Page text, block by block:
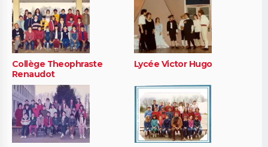
Collège Theophraste
Renaudot
Lycée Victor Hugo